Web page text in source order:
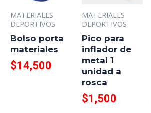
MATERIALES
DEPORTIVOS
Bolso porta
materiales
$14,500
MATERIALES
DEPORTIVOS
Pico para
inflador de
metal 1
unidad a
rosca
$1,500